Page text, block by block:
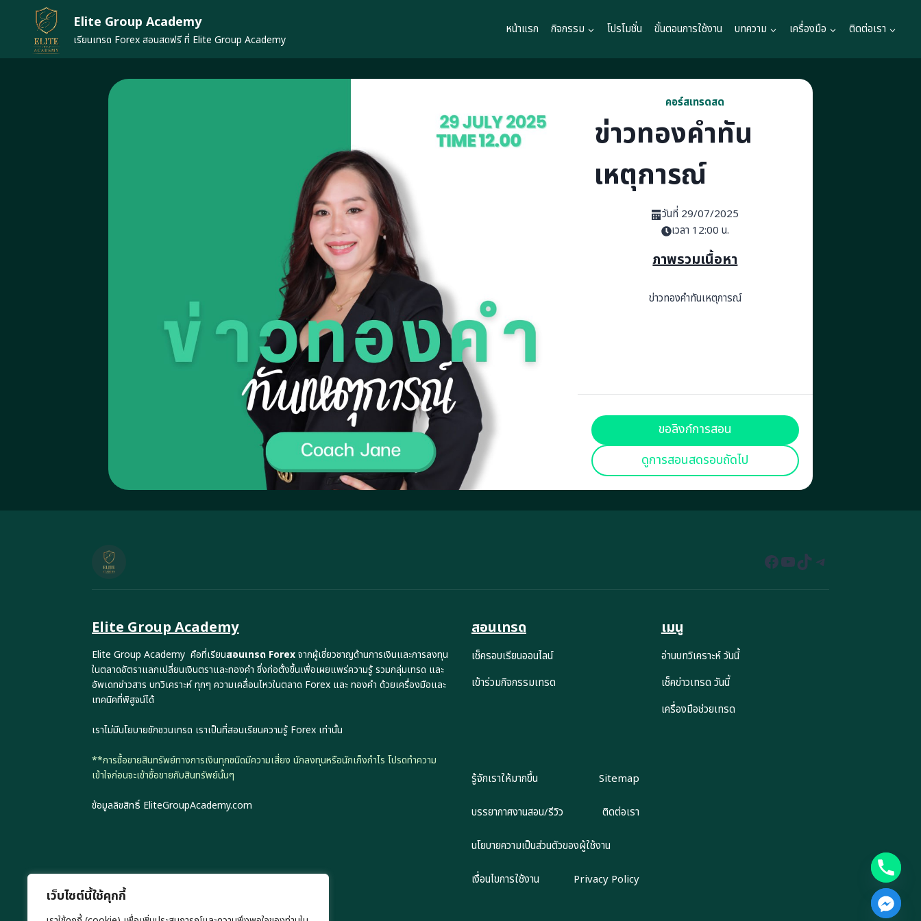
เว็บไซต์นี้ใช้คุกกี้
content
Elite Group Academy
เรียนเทรด Forex สอนสดฟรี ที่ Elite Group Academy
หน้าแรก กิจกรรม โปรโมชั่น ขั้นตอนการใช้งาน บทความ เครื่องมือ ติดต่อเรา
คอร์สเทรดสด
ข่าวทองคำทัน
เหตุการณ์
วันที่ 29/07/2025
เวลา 12:00 น.
ภาพรวมเนื้อหา
ข่าวทองคำทันเหตุการณ์
ขอลิงก์การสอน
ดูการสอนสดรอบถัดไป
Facebook
YouTube
TikTokTelegram
Elite Group Academy
Elite Group Academy คือที่เรียนสอนเทรด Forexจากผู้เชี่ยวชาญด้านการเงินและการลงทุน
ในตลาดอัตราแลกเปลี่ยนเงินตราและทองคำ ซึ่งก่อตั้งขึ้นเพื่อเผยแพร่ความรู้ รวมกลุ่มเทรด และ
อัพเดทข่าวสาร บทวิเคราะห์ ทุกๆ ความเคลื่อนไหวในตลาด Forex และ ทองคำ ด้วยเครื่องมือและ
เทคนิคที่พิสูจน์ได้
เราไม่มีนโยบายชักชวนเทรด เราเป็นที่สอนเรียนความรู้ Forex เท่านั้น
**การซื้อขายสินทรัพย์ทางการเงินทุกชนิดมีความเสี่ยง นักลงทุนหรือนักเก็งกำไร โปรดทำความ
เข้าใจก่อนจะเข้าซื้อขายกับสินทรัพย์นั้นๆ
ข้อมูลลิขสิทธิ์ EliteGroupAcademy.com
สอนเทรด
เช็ครอบเรียนออนไลน์
เข้าร่วมกิจกรรมเทรด
เมนู
อ่านบทวิเคราะห์ วันนี้
เช็คข่าวเทรด วันนี้
เครื่องมือช่วยเทรด
รู้จักเราให้มากขึ้น Sitemap
บรรยากาศงานสอน/รีวิว ติดต่อเรา
นโยบายความเป็นส่วนตัวของผู้ใช้งาน
เงื่อนไขการใช้งาน Privacy Policy